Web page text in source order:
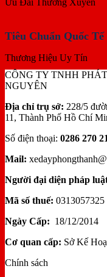
Ưu Đãi Thường Xuyên
Tiêu Chuẩn Quốc Tế
Thương Hiệu Uy Tín
CÔNG TY TNHH
NGUYÊN
Địa chỉ trụ sở: 228/5
11, Thành Phố Hồ Chí
Số điện thoại: 0286 270
Mail:
Người đại diện pháp
Mã số thuế: 0313057325
Ngày Cấp: 18/12/2014
Cơ quan cấp: Sở Kế
Chính sách